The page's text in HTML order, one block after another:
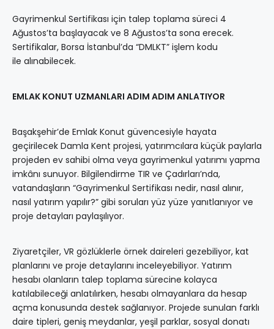
Gayrimenkul Sertifikası için talep toplama süreci 4
Ağustos’ta başlayacak ve 8 Ağustos’ta sona erecek.
Sertifikalar, Borsa İstanbul’da “DMLKT” işlem kodu
ile alınabilecek.
EMLAK KONUT UZMANLARI ADIM ADIM ANLATIYOR
Başakşehir’de Emlak Konut güvencesiyle hayata
geçirilecek Damla Kent projesi, yatırımcılara küçük paylarla
projeden ev sahibi olma veya gayrimenkul yatırımı yapma
imkânı sunuyor. Bilgilendirme TIR ve Çadırları’nda,
vatandaşların “Gayrimenkul Sertifikası nedir, nasıl alınır,
nasıl yatırım yapılır?” gibi soruları yüz yüze yanıtlanıyor ve
proje detayları paylaşılıyor.
Ziyaretçiler, VR gözlüklerle örnek daireleri gezebiliyor, kat
planlarını ve proje detaylarını inceleyebiliyor. Yatırım
hesabı olanların talep toplama sürecine kolayca
katılabileceği anlatılırken, hesabı olmayanlara da hesap
açma konusunda destek sağlanıyor. Projede sunulan farklı
daire tipleri, geniş meydanlar, yeşil parklar, sosyal donatı